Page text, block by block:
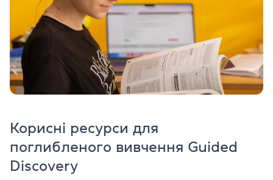
Корисні ресурси для
поглибленого вивчення Guided
Discovery